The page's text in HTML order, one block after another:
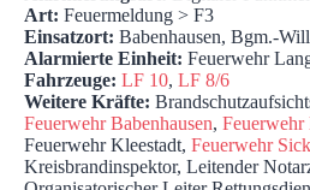
Art: Feuermeldung > F3
Einsatzort: Babenhausen, Bgm.-
Alarmierte Einheit: Feuerwehr
Fahrzeuge: LF 10, LF 8/6
Weitere Kräfte:
Feuerwehr Babenhausen, Feuerwehr
Feuerwehr Kleestadt, Feuerwehr
Kreisbrandinspektor, Leitender